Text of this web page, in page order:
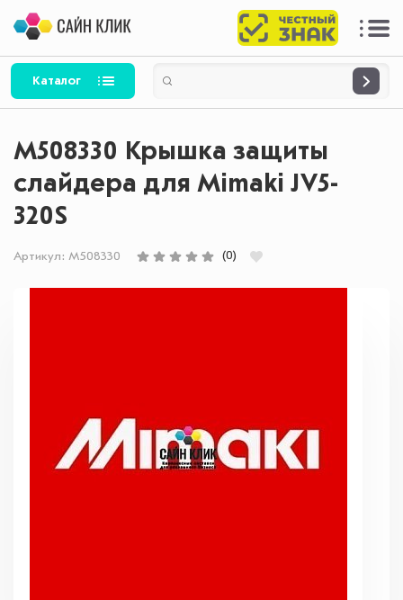
Каталог
M508330 Крышка защиты
слайдера для Mimaki JV5-
320S
Артикул: M508330 (0)